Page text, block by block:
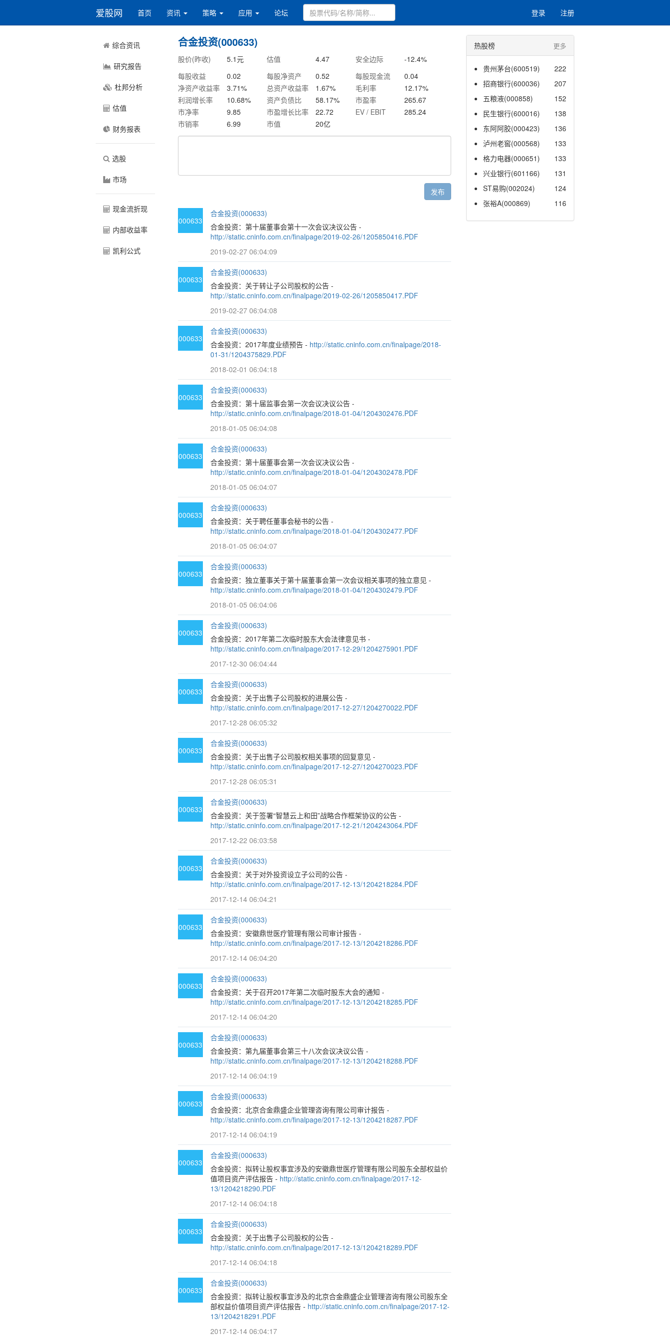
爱股网 首页 资讯 策略 应用 论坛 登录 注册
综合资讯
研究报告
杜邦分析
估值
财务报表
选股
市场
现金流折现
内部收益率
凯利公式
合金投资(000633)
股价(昨收) 5.1元 估值 4.47 安全边际 -12.4%
每股收益
0.02 每股净资产 0.52 每股现金流
0.04
净资产收益率
3.71% 总资产收益率 1.67% 毛利率 12.17%
利润增长率
10.68% 资产负债比 58.17% 市盈率
265.67
市净率
9.85 市盈增长比率 22.72 EV / EBIT
285.24
市销率
6.99 市值 20亿
发布
000633
合金投资(000633)
合金投资：第十届董事会第十一次会议决议公告 -
http://static.cninfo.com.cn/finalpage/2019-02-26/1205850416.PDF
2019-02-27 06:04:09
000633
合金投资(000633)
合金投资：关于转让子公司股权的公告 -
http://static.cninfo.com.cn/finalpage/2019-02-26/1205850417.PDF
2019-02-27 06:04:08
000633
合金投资(000633)
合金投资：2017年度业绩预告 - http://static.cninfo.com.cn/finalpage/2018-
01-31/1204375829.PDF
2018-02-01 06:04:18
000633
合金投资(000633)
合金投资：第十届监事会第一次会议决议公告 -
http://static.cninfo.com.cn/finalpage/2018-01-04/1204302476.PDF
2018-01-05 06:04:08
000633
合金投资(000633)
合金投资：第十届董事会第一次会议决议公告 -
http://static.cninfo.com.cn/finalpage/2018-01-04/1204302478.PDF
2018-01-05 06:04:07
000633
合金投资(000633)
合金投资：关于聘任董事会秘书的公告 -
http://static.cninfo.com.cn/finalpage/2018-01-04/1204302477.PDF
2018-01-05 06:04:07
000633
合金投资(000633)
合金投资：独立董事关于第十届董事会第一次会议相关事项的独立意见 -
http://static.cninfo.com.cn/finalpage/2018-01-04/1204302479.PDF
2018-01-05 06:04:06
000633
合金投资(000633)
合金投资：2017年第二次临时股东大会法律意见书 -
http://static.cninfo.com.cn/finalpage/2017-12-29/1204275901.PDF
2017-12-30 06:04:44
000633
合金投资(000633)
合金投资：关于出售子公司股权的进展公告 -
http://static.cninfo.com.cn/finalpage/2017-12-27/1204270022.PDF
2017-12-28 06:05:32
000633
合金投资(000633)
合金投资：关于出售子公司股权相关事项的回复意见 -
http://static.cninfo.com.cn/finalpage/2017-12-27/1204270023.PDF
2017-12-28 06:05:31
000633
合金投资(000633)
合金投资：关于签署“智慧云上和田”战略合作框架协议的公告 -
http://static.cninfo.com.cn/finalpage/2017-12-21/1204243064.PDF
2017-12-22 06:03:58
000633
合金投资(000633)
合金投资：关于对外投资设立子公司的公告 -
http://static.cninfo.com.cn/finalpage/2017-12-13/1204218284.PDF
2017-12-14 06:04:21
000633
合金投资(000633)
合金投资：安徽鼎世医疗管理有限公司审计报告 -
http://static.cninfo.com.cn/finalpage/2017-12-13/1204218286.PDF
2017-12-14 06:04:20
000633
合金投资(000633)
合金投资：关于召开2017年第二次临时股东大会的通知 -
http://static.cninfo.com.cn/finalpage/2017-12-13/1204218285.PDF
2017-12-14 06:04:20
000633
合金投资(000633)
合金投资：第九届董事会第三十八次会议决议公告 -
http://static.cninfo.com.cn/finalpage/2017-12-13/1204218288.PDF
2017-12-14 06:04:19
000633
合金投资(000633)
合金投资：北京合金鼎盛企业管理咨询有限公司审计报告 -
http://static.cninfo.com.cn/finalpage/2017-12-13/1204218287.PDF
2017-12-14 06:04:19
000633
合金投资(000633)
合金投资：拟转让股权事宜涉及的安徽鼎世医疗管理有限公司股东全部权益价
值项目资产评估报告 - http://static.cninfo.com.cn/finalpage/2017-12-
13/1204218290.PDF
2017-12-14 06:04:18
000633
合金投资(000633)
合金投资：关于出售子公司股权的公告 -
http://static.cninfo.com.cn/finalpage/2017-12-13/1204218289.PDF
2017-12-14 06:04:18
000633
合金投资(000633)
合金投资：拟转让股权事宜涉及的北京合金鼎盛企业管理咨询有限公司股东全
部权益价值项目资产评估报告 - http://static.cninfo.com.cn/finalpage/2017-12-
13/1204218291.PDF
2017-12-14 06:04:17
热股榜 更多
贵州茅台(600519)
222
招商银行(600036)
207
五粮液(000858)
152
民生银行(600016)
138
东阿阿胶(000423)
136
泸州老窖(000568)
133
格力电器(000651)
133
兴业银行(601166)
131
ST易购(002024)
124
张裕A(000869)
116